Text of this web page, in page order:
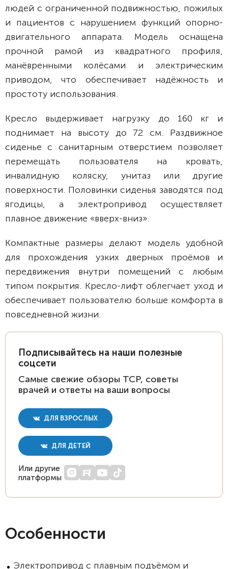
людей с ограниченной подвижностью, пожилых
и пациентов с нарушением функций опорно-
двигательного аппарата. Модель оснащена
прочной рамой из квадратного профиля,
манёвренными колёсами и электрическим
приводом, что обеспечивает надёжность и
простоту использования.
Кресло выдерживает нагрузку до 160 кг и
поднимает на высоту до 72 см. Раздвижное
сиденье с санитарным отверстием позволяет
перемещать пользователя на кровать,
инвалидную коляску, унитаз или другие
поверхности. Половинки сиденья заводятся под
ягодицы, а электропривод осуществляет
плавное движение «вверх-вниз».
Компактные размеры делают модель удобной
для прохождения узких дверных проёмов и
передвижения внутри помещений с любым
типом покрытия. Кресло-лифт облегчает уход и
обеспечивает пользователю больше комфорта в
повседневной жизни.
Подписывайтесь на наши полезные
соцсети
Самые свежие обзоры ТСР, советы
врачей и ответы на ваши вопросы
ДЛЯ ВЗРОСЛЫХ
ДЛЯ ДЕТЕЙ
Или другие
платформы
Особенности
Электропривод с плавным подъёмом и